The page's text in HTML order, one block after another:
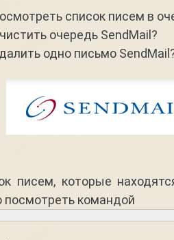
список писем в
очередь SendMail?
одно письмо
писем, которые
посмотреть командой